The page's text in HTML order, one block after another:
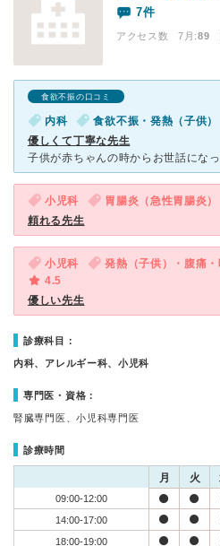
7件
アクセス数 7月:89
食欲不振の口コミ
内科 食欲不振・発熱（子供）
優しくて丁寧な先生
小児科 胃腸炎（急性胃腸炎）
頼れる先生
小児科
発熱（子供）・腹痛・
4.5
優しい先生
診療科目：
内科、アレルギー科、小児科
専門医・資格：
腎臓専門医、小児科専門医
診療時間
月 火
09:00-12:00
14:00-17:00
18:00-19:00